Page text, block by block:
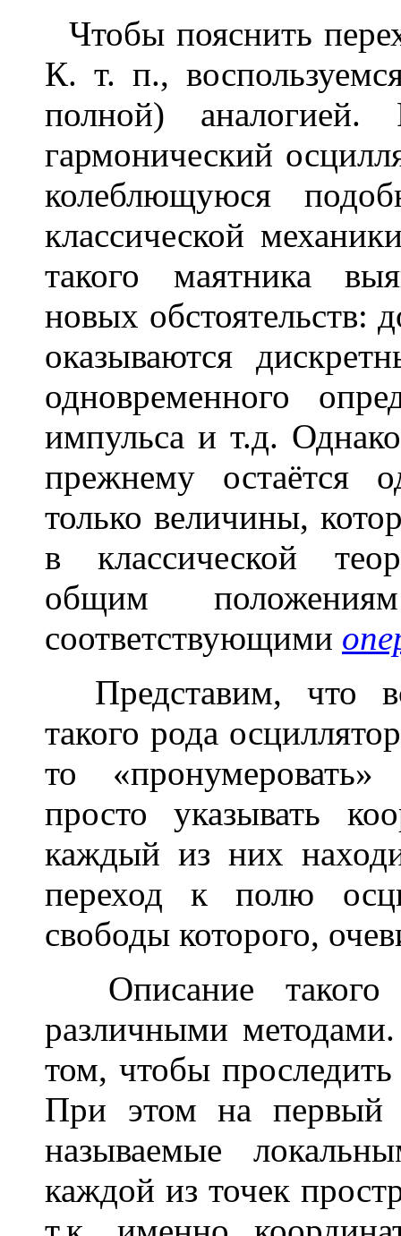
Чтобы пояснить
К. т. п.,
полной) аналогией.
гармонический
колеблющуюся
классической
такого маятника
новых обстоятельств:
оказываются
одновременного
импульса и т.д.
прежнему остаётся
только величины,
в классической
общим
соответствующими
Представим, что
такого рода
то
просто указывать
каждый из них
переход к полю
свободы которого,
Описание такого
различными
том, чтобы
При этом на первый
называемые
каждой из точек